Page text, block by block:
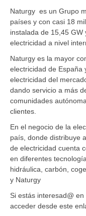
Naturgy es un Grupo
países y con casi 18
instalada de 15,45
electricidad a nivel
Naturgy es la mayor
electricidad de España
electricidad del
dando servicio a más
comunidades
clientes.
En el negocio de la
país, donde distribuye
de electricidad cuenta
en diferentes
hidráulica, carbón,
y Naturgy
Si estás interesad@
acceder desde este